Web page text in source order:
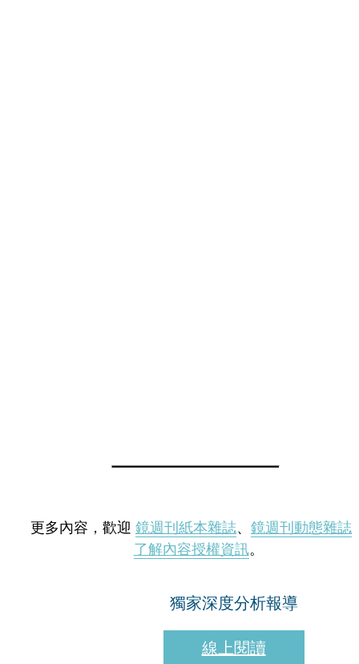
更多內容，歡迎 鏡週刊紙本雜誌、 鏡週刊動態雜誌
了解內容授權資訊。
獨家深度分析報導
線上閱讀